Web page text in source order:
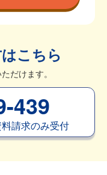
こちら
だけます。
439
請求のみ受付